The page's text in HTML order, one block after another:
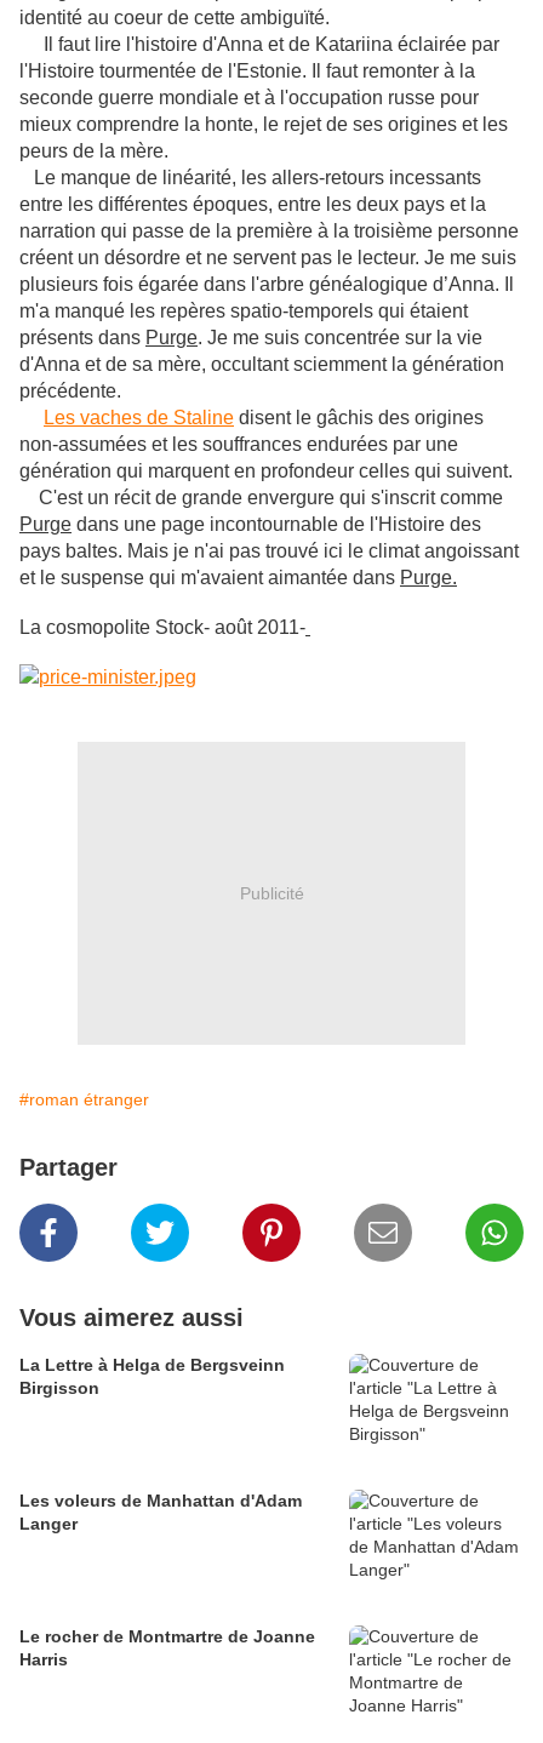
identité au coeur de cette ambiguïté.
Il faut lire l'histoire d'Anna et de Katariina éclairée par
l'Histoire tourmentée de l'Estonie. Il faut remonter à la
seconde guerre mondiale et à l'occupation russe pour
mieux comprendre la honte, le rejet de ses origines et les
peurs de la mère.
Le manque de linéarité, les allers-retours incessants
entre les différentes époques, entre les deux pays et la
narration qui passe de la première à la troisième personne
créent un désordre et ne servent pas le lecteur. Je me suis
plusieurs fois égarée dans l'arbre généalogique d’Anna. Il
m'a manqué les repères spatio-temporels qui étaient
présents dans Purge. Je me suis concentrée sur la vie
d'Anna et de sa mère, occultant sciemment la génération
précédente.
Les vaches de Staline disent le gâchis des origines
non-assumées et les souffrances endurées par une
génération qui marquent en profondeur celles qui suivent.
C'est un récit de grande envergure qui s'inscrit comme
Purge dans une page incontournable de l'Histoire des
pays baltes. Mais je n'ai pas trouvé ici le climat angoissant
et le suspense qui m'avaient aimantée dans Purge.
La cosmopolite Stock- août 2011-
Publicité
#roman étranger
Partager
Vous aimerez aussi
La Lettre à Helga de Bergsveinn
Birgisson
Les voleurs de Manhattan d'Adam
Langer
Le rocher de Montmartre de Joanne
Harris